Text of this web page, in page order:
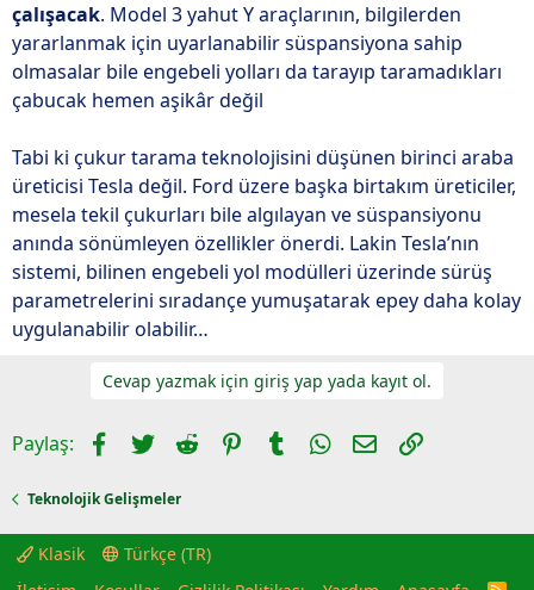
çalışacak. Model 3 yahut Y araçlarının, bilgilerden
yararlanmak için uyarlanabilir süspansiyona sahip
olmasalar bile engebeli yolları da tarayıp taramadıkları
çabucak hemen aşikâr değil
Tabi ki çukur tarama teknolojisini düşünen birinci araba
üreticisi Tesla değil. Ford üzere başka birtakım üreticiler,
mesela tekil çukurları bile algılayan ve süspansiyonu
anında sönümleyen özellikler önerdi. Lakin Tesla’nın
sistemi, bilinen engebeli yol modülleri üzerinde sürüş
parametrelerini sıradançe yumuşatarak epey daha kolay
uygulanabilir olabilir…
Cevap yazmak için giriş yap yada kayıt ol.
Paylaş: Facebook
TwitterReddit Pinterest
TumblrWhatsApp
E-postaLink
Teknolojik Gelişmeler
Klasik
Türkçe (TR)